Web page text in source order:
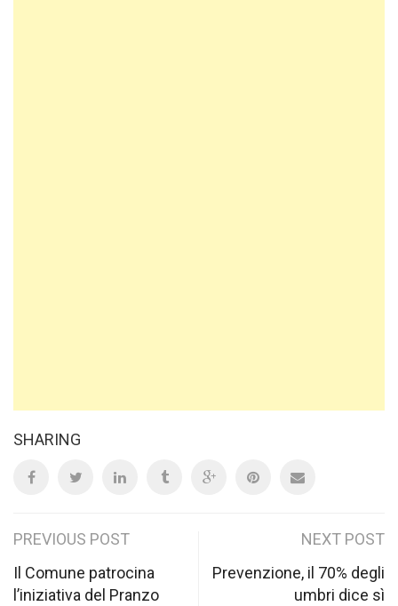
SHARING
Post
navigation
PREVIOUS POST
Il Comune patrocina
l’iniziativa del Pranzo
NEXT POST
Prevenzione, il 70% degli
umbri dice sì